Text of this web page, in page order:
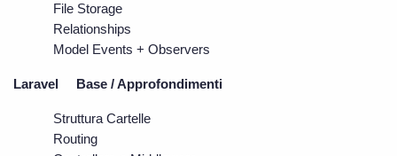
File Storage
Relationships
Model Events + Observers
Laravel     Base / Approfondimenti
Struttura Cartelle
Routing